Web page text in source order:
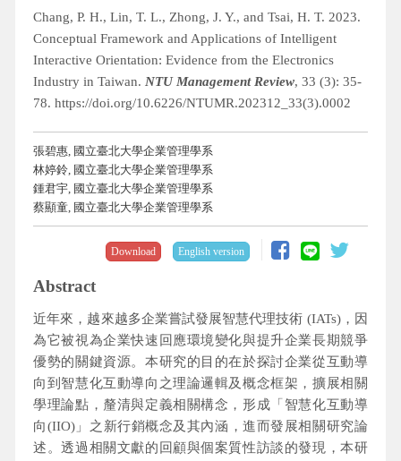
Chang, P. H., Lin, T. L., Zhong, J. Y., and Tsai, H. T. 2023.
Conceptual Framework and Applications of Intelligent
Interactive Orientation: Evidence from the Electronics
Industry in Taiwan. NTU Management Review, 33 (3): 35-
78. https://doi.org/10.6226/NTUMR.202312_33(3).0002
張碧惠, 國立臺北大學企業管理學系
林婷鈴, 國立臺北大學企業管理學系
鍾君宇, 國立臺北大學企業管理學系
蔡顯童, 國立臺北大學企業管理學系
Download English version
Abstract
近年來，越來越多企業嘗試發展智慧代理技術 (IATs)，因
為它被視為企業快速回應環境變化與提升企業長期競爭
優勢的關鍵資源。本研究的目的在於探討企業從互動導
向到智慧化互動導向之理論邏輯及概念框架，擴展相關
學理論點，釐清與定義相關構念，形成「智慧化互動導
向(IIO)」之新行銷概念及其內涵，進而發展相關研究論
述。透過相關文獻的回顧與個案質性訪談的發現，本研